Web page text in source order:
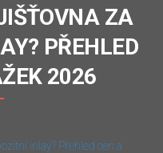
ZA
PŘEHLED
2026
inlay? Přehled cen a